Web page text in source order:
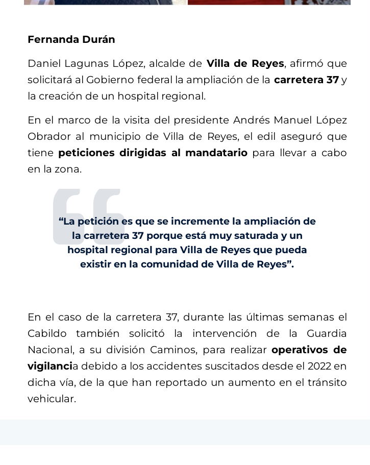
Fernanda Durán
Daniel Lagunas López, alcalde de Villa de Reyes, afirmó que
solicitará al Gobierno federal la ampliación de la carretera 37y
la creación de un hospital regional.
En el marco de la visita del presidente Andrés Manuel López
Obrador al municipio de Villa de Reyes, el edil aseguró que
tiene peticiones dirigidas al mandatario para llevar a cabo
en la zona.
“La petición es que se incremente la ampliación de
la carretera 37 porque está muy saturada y un
hospital regional para Villa de Reyes que pueda
existir en la comunidad de Villa de Reyes”.
En el caso de la carretera 37, durante las últimas semanas el
Cabildo también solicitó la intervención de la Guardia
Nacional, a su división Caminos, para realizar operativos de
vigilancia debido a los accidentes suscitados desde el 2022 en
dicha vía, de la que han reportado un aumento en el tránsito
vehicular.